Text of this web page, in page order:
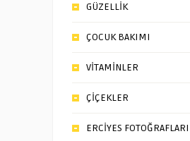
GÜZELLİK
ÇOCUK BAKIMI
VİTAMİNLER
ÇİÇEKLER
ERCİYES FOTOĞRAFLARI